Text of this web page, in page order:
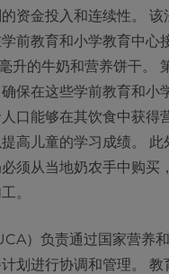
资金投入和连续性。 该
前教育和小学教育中心
升的牛奶和营养饼干。
保在这些学前教育和小
口能够在其饮食中获得
高儿童的学习成绩。 此
须从当地奶农手中购买
。
）负责通过国家营养
划进行协调和管理。 教